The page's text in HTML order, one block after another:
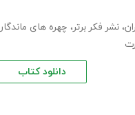
، نشر فکر برتر، چهره های ماندگار
دانلود کتاب